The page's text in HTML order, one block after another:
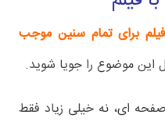
فیلم برای تمام سنین موجب
این موضوع را جویا شوید.
فرض کنید به شما یک کتاب 20 صفحه ای، نه خیلی زیاد فقط